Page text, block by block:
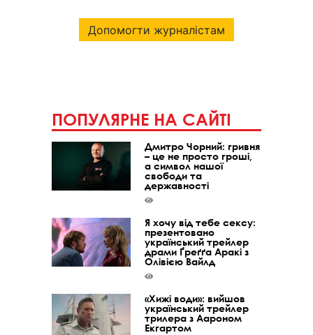
Допомогти журналістам
ПОПУЛЯРНЕ НА САЙТІ
Дмитро Чорний: гривня
– це не просто гроші,
а символ нашої
свободи та
державності
Я хочу від тебе сексу:
презентовано
український трейлер
драми Ґреґґа Аракі з
Олівією Вайлд
«Хижі води»: вийшов
український трейлер
трилера з Аароном
Екгартом